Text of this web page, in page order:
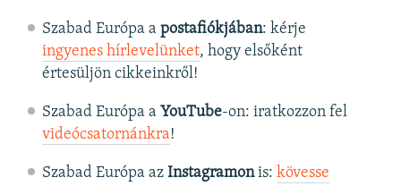
Szabad Európa a postafiókjában: kérje
ingyenes hírlevelünket, hogy elsőként
értesüljön cikkeinkről!
Szabad Európa a YouTube-on: iratkozzon fel
videócsatornánkra!
Szabad Európa az Instagramonis: kövesse